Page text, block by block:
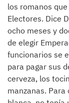
los romanos
Electores. Dice
ocho meses y
de elegir
funcionarios se
para pagar sus
cerveza, los
manzanas.